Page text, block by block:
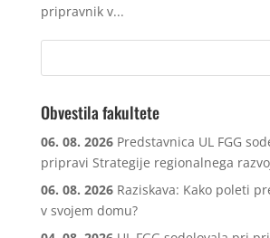
pripravnik v...
Obvestila fakultete
06. 08. 2026 Predstavnica UL FGG
pripravi Strategije regionalnega
06. 08. 2026 Raziskava: Kako poleti
v svojem domu?